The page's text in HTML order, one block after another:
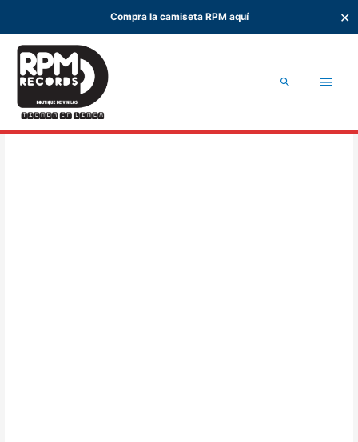
Compra la camiseta RPM aquí ✕
contenido
Buscar